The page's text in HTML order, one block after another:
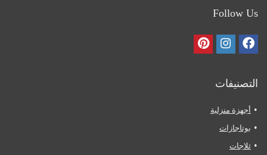
Follow Us
التصنيفات
أجهزة منزلية
بوتاجازات
ثلاجات